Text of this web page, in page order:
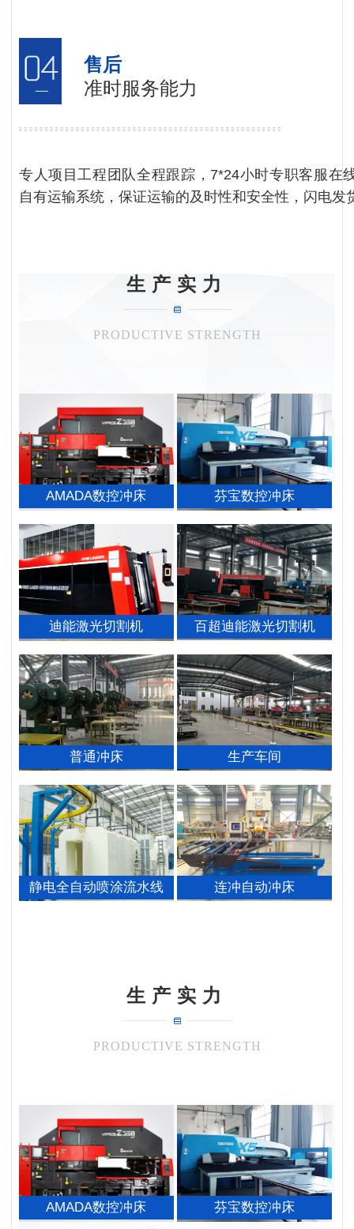
售后
准时服务能力
专人项目工程团队全程跟踪，7*24小时专职客服在
自有运输系统，保证运输的及时性和安全性，闪电发
生产实力
PRODUCTIVE STRENGTH
AMADA数控冲床 芬宝数控冲床
迪能激光切割机 百超迪能激光切割机
普通冲床 生产车间
静电全自动喷涂流水线 连冲自动冲床
生产实力
PRODUCTIVE STRENGTH
AMADA数控冲床 芬宝数控冲床